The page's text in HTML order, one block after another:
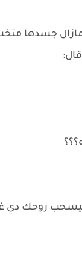
مازال جسدها
روحك دي